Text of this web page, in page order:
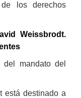
los derechos
Weissbrodt.
mandato del
está destinado a